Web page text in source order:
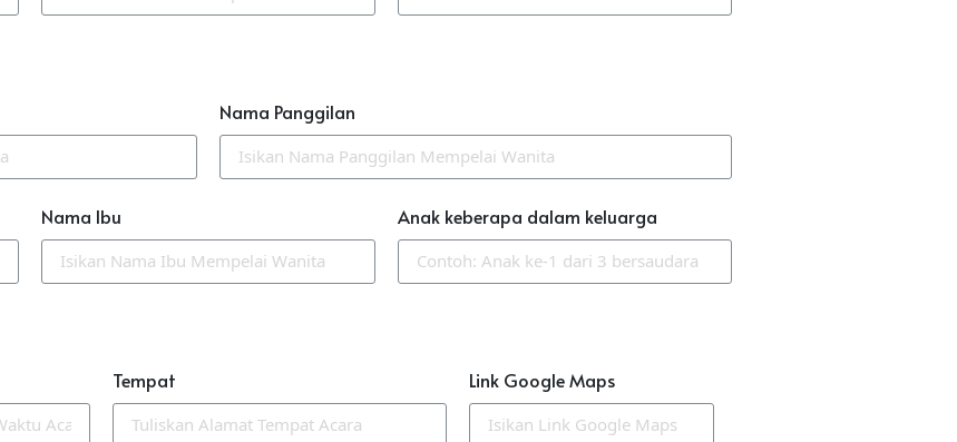
Nama Panggilan
Nama Ibu Anak keberapa dalam keluarga
Tempat Link Google Maps